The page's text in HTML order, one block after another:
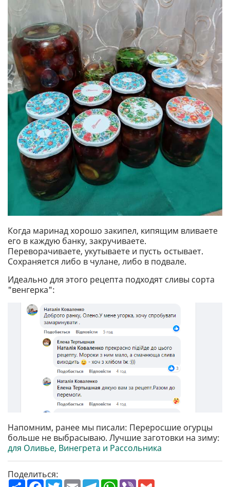
Когда маринад хорошо закипел, кипящим вливаете
его в каждую банку, закручиваете.
Переворачиваете, укутываете и пусть остывает.
Сохраняется либо в чулане, либо в подвале.
Идеально для этого рецепта подходят сливы сорта
"венгерка":
Напомним, ранее мы писали: Переросшие огурцы
больше не выбрасываю. Лучшие заготовки на зиму:
для Оливье, Винегрета и Рассольника
Поделиться:
П
F T E T W V